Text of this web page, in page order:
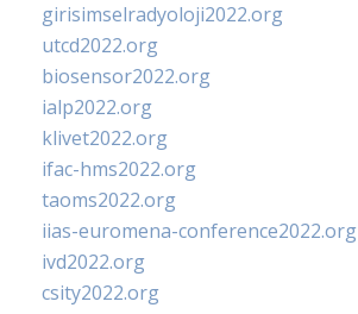
girisimselradyoloji2022.org
utcd2022.org
biosensor2022.org
ialp2022.org
klivet2022.org
ifac-hms2022.org
taoms2022.org
iias-euromena-conference2022.org
ivd2022.org
csity2022.org